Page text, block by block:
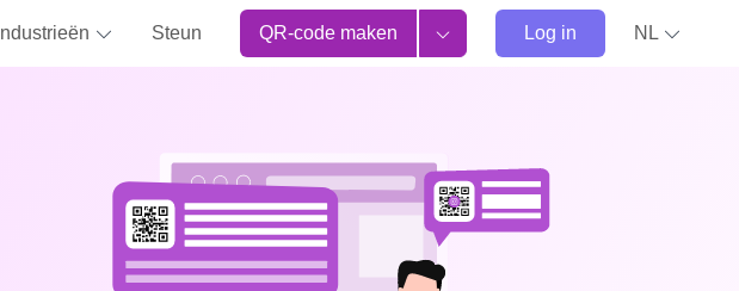
Industrieën Steun QR-code maken Log in NL